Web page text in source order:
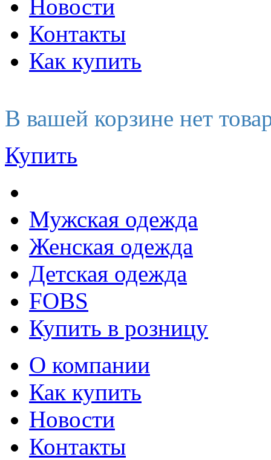
Новости
Контакты
Как купить
В вашей корзине нет
Купить
Мужская одежда
Женская одежда
Детская одежда
FOBS
Купить в розницу
О компании
Как купить
Новости
Контакты